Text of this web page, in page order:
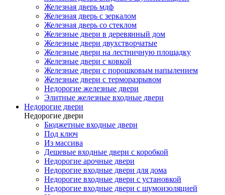
Железная дверь мдф
Железная дверь с зеркалом
Железная дверь со стеклом
Железные двери в деревянный дом
Железные двери двухстворчатые
Железные двери на лестничную площадку
Железные двери с ковкой
Железные двери с порошковым напылением
Железные двери с терморазрывом
Недорогие железные двери
Элитные железные входные двери
Недорогие двери
Недорогие двери
Бюджетные входные двери
Под ключ
Из массива
Дешевые входные двери с коробкой
Недорогие арочные двери
Недорогие входные двери для дома
Недорогие входные двери с установкой
Недорогие входные двери с шумоизоляцией